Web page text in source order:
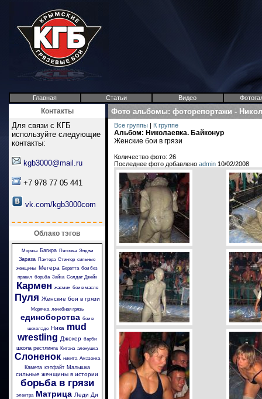
Главная Статьи Видео
Контакты
Для связи с КГБ
используйте следующие
контакты:
kgb3000@mail.ru
+7 978 77 05 441
vk.com/kgb3000com
Облако тэгов
Моряча Багира Пяточка Энджи
Зараза Пантера Стингер сильные
женщины Мегера Беретта бои без
правил борьба Зайка Солдат Джейн
Кармен жасмин бои в масле
Пуля Женские бои в грязи
Морячка лечебная грязь
единоборства бои в
шоколаде Ника mud
wrestling Джокер барби
школа рестлинга Китана аленушка
Слоненок никита Амазонка
Камета кэтфайт Малышка
сильные женщины в истории
борьба в грязи
электра Матрица Леди Ди
Фото альбомы: фоторепортажи -
Все группы | К группе
Альбом: Николаевка. Байконур
Женские бои в грязи
Количество фото: 26
Последнее фото добавлено admin 10/02/2008